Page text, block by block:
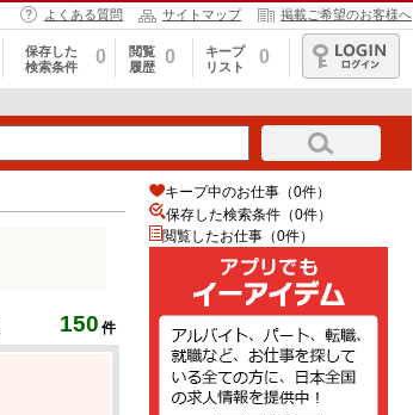
よくある質問 サイトマップ 掲載ご希望のお客様へ
保存した
検索条件
0
閲覧
履歴
0
キープ
リスト
0
ログイン
150 件
キープ中のお仕事（0件）
保存した検索条件（0件）
閲覧したお仕事（0件）